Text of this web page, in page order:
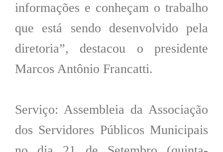
informações e conheçam o trabalho
que está sendo desenvolvido pela
diretoria”, destacou o presidente
Marcos Antônio Francatti.
Serviço: Assembleia da Associação
dos Servidores Públicos Municipais